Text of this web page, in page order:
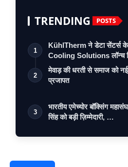
TRENDING POSTS
1
KühlTherm ने डेटा सेंटर्स
Cooling Solutions लॉन्च
2
मेवाड़ की धरती से समाज को
प्रजापत
3
भारतीय एमेच्योर बॉक्सिंग
सिंह को बड़ी ज़िम्मेदारी, …